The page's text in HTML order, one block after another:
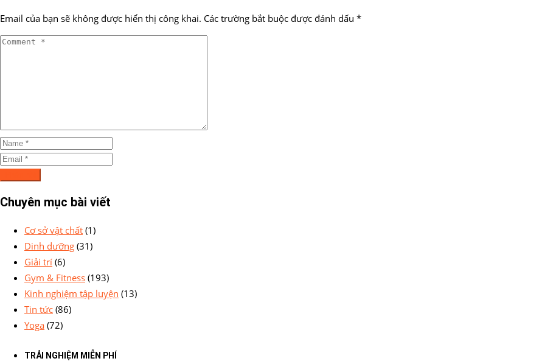
Email của bạn sẽ không được hiển thị công khai. Các trường bắt buộc được đánh dấu *
Chuyên mục bài viết
Cơ sở vật chất (1)
Dinh dưỡng (31)
Giải trí (6)
Gym & Fitness (193)
Kinh nghiệm tập luyện (13)
Tin tức (86)
Yoga (72)
TRẢI NGHIỆM MIỄN PHÍ